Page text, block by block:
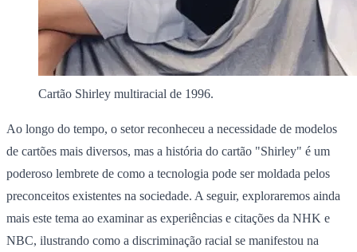
Cartão Shirley multiracial de 1996.
Ao longo do tempo, o setor reconheceu a necessidade de modelos
de cartões mais diversos, mas a história do cartão "Shirley" é um
poderoso lembrete de como a tecnologia pode ser moldada pelos
preconceitos existentes na sociedade. A seguir, exploraremos ainda
mais este tema ao examinar as experiências e citações da NHK e
NBC, ilustrando como a discriminação racial se manifestou na